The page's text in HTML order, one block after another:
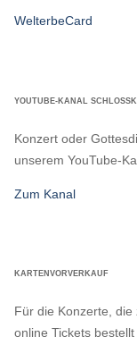
WelterbeCard
YOUTUBE-KANAL
Konzert oder
unserem YouTube-
Zum Kanal
KARTENVORVERKAUF
Für die Konzerte,
online Tickets